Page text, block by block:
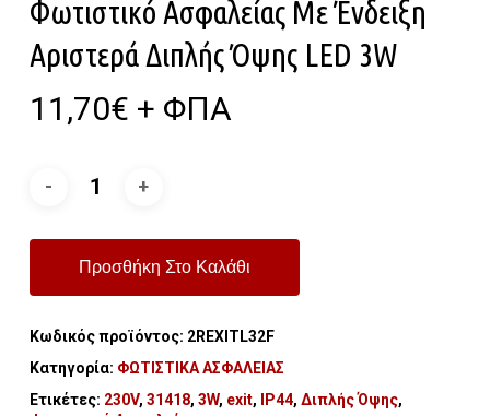
Φωτιστικό Ασφαλείας Με Ένδειξη
Αριστερά Διπλής Όψης LED 3W
11,70€ + ΦΠΑ
Προσθήκη Στο Καλάθι
Κωδικός προϊόντος: 2REXITL32F
Κατηγορία: ΦΩΤΙΣΤΙΚΑ ΑΣΦΑΛΕΙΑΣ
Ετικέτες: 230V, 31418, 3W, exit, IP44, Διπλής Όψης,